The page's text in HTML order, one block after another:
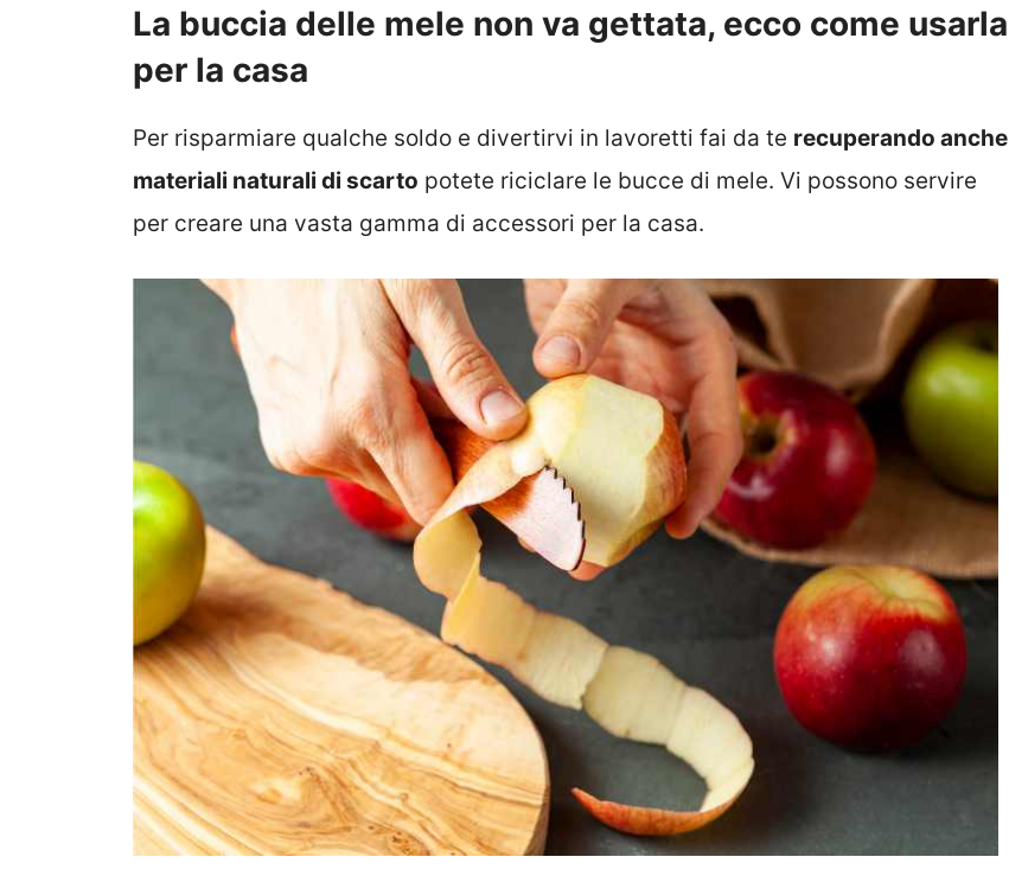
La buccia delle mele non va gettata, ecco come usarla
per la casa
Per risparmiare qualche soldo e divertirvi in lavoretti fai da te recuperando anche
materiali naturali di scarto potete riciclare le bucce di mele. Vi possono servire
per creare una vasta gamma di accessori per la casa.